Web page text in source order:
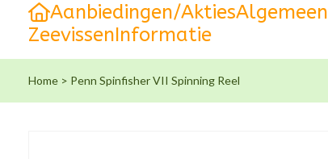
Aanbiedingen/AktiesAlgemeen
ZeevissenInformatie
Home > Penn Spinfisher VII Spinning Reel